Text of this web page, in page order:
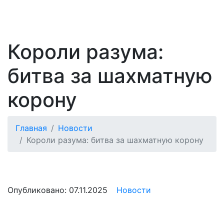
Короли разума:
битва за шахматную
корону
Главная
Новости
Короли разума: битва за шахматную корону
Опубликовано: 07.11.2025 Новости